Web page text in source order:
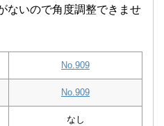
ないので角度調整できませ
No.909
No.909
なし